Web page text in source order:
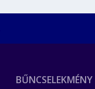
BŰNCSELEKMÉNY